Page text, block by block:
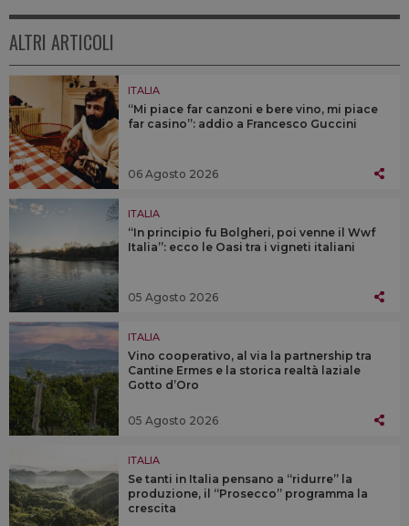
ALTRI ARTICOLI
ITALIA
“Mi piace far canzoni e bere vino, mi piace
far casino”: addio a Francesco Guccini
06 Agosto 2026
ITALIA
“In principio fu Bolgheri, poi venne il Wwf
Italia”: ecco le Oasi tra i vigneti italiani
05 Agosto 2026
ITALIA
Vino cooperativo, al via la partnership tra
Cantine Ermes e la storica realtà laziale
Gotto d’Oro
05 Agosto 2026
ITALIA
Se tanti in Italia pensano a “ridurre” la
produzione, il “Prosecco” programma la
crescita